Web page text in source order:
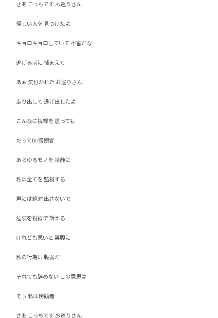
さあ こっちです お巡りさん
怪しい人を 見つけたよ
キョロキョロしていて 不審だな
逃げる前に 捕まえて
あぁ 気付かれた お巡りさん
走り出して 逃げ出したよ
こんなに視線を 送っても
だってI'm傍観者
あらゆるモノを 冷静に
私は全てを 監視する
声には絶対 出さないで
危険を視線で 訴える
けれども思いと 裏腹に
私の行為は 脆弱だ
それでも辞めない この意思は
そぅ 私は傍観者
さあ こっちです お巡りさん